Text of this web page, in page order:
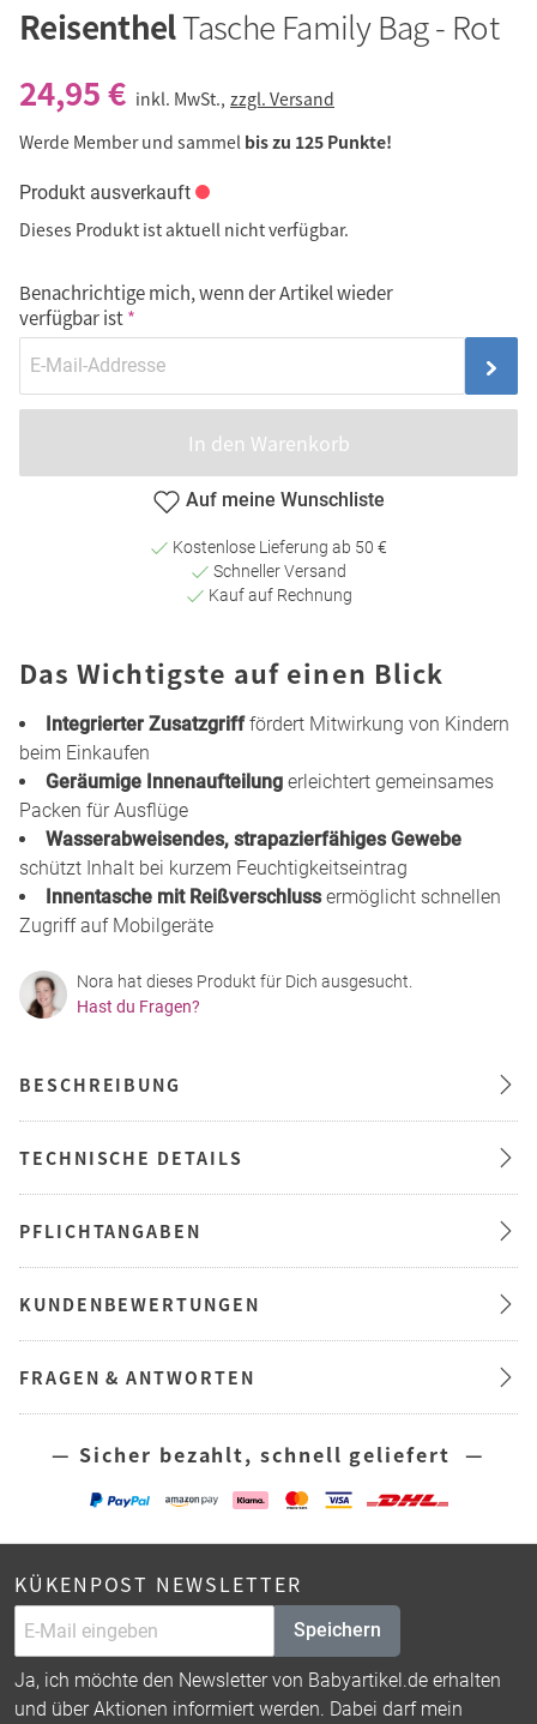
ReisenthelTasche Family Bag - Rot
24,95 € inkl. MwSt., zzgl. Versand
Werde Member und sammel bis zu 125 Punkte!
Produkt ausverkauft
Dieses Produkt ist aktuell nicht verfügbar.
Benachrichtige mich, wenn der Artikel wieder
verfügbar ist
In den Warenkorb
Auf meine Wunschliste
Kostenlose Lieferung ab 50 €
Schneller Versand
Kauf auf Rechnung
Das Wichtigste auf einen Blick
Integrierter Zusatzgrifffördert Mitwirkung von Kindern
beim Einkaufen
Geräumige Innenaufteilung erleichtert gemeinsames
Packen für Ausflüge
Wasserabweisendes, strapazierfähiges Gewebe
schützt Inhalt bei kurzem Feuchtigkeitseintrag
Innentasche mit Reißverschlussermöglicht schnellen
Zugriff auf Mobilgeräte
Nora hat dieses Produkt für Dich ausgesucht.
Hast du Fragen?
BESCHREIBUNG
TECHNISCHE DETAILS
PFLICHTANGABEN
KUNDENBEWERTUNGEN
FRAGEN & ANTWORTEN
— Sicher bezahlt, schnell geliefert —
KÜKENPOST NEWSLETTER
Speichern
Ja, ich möchte den Newsletter von Babyartikel.de erhalten
und über Aktionen informiert werden. Dabei darf mein